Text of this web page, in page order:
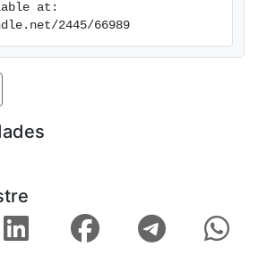
at:
2445/66989